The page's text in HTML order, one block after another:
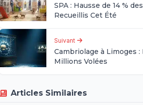
SPA : Hausse de 14 %
Recueillis Cet Été
Suivant
Cambriolage à Limoges
Millions Volées
Articles Similaires